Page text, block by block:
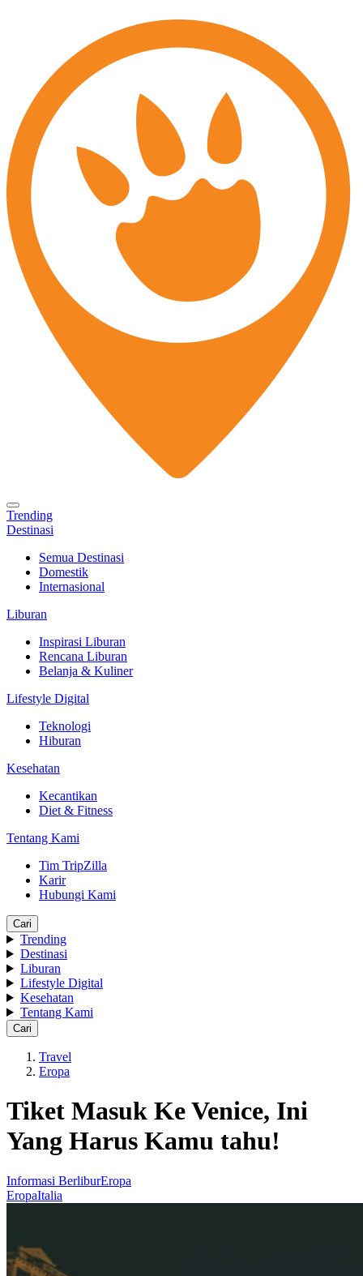
Trending
Destinasi
Semua Destinasi
Domestik
Internasional
Liburan
Inspirasi Liburan
Rencana Liburan
Belanja & Kuliner
Lifestyle Digital
Teknologi
Hiburan
Kesehatan
Kecantikan
Diet & Fitness
Tentang Kami
Tim TripZilla
Karir
Hubungi Kami
Cari
Trending
Destinasi
Liburan
Lifestyle Digital
Kesehatan
Tentang Kami
Cari
Travel
Eropa
Tiket Masuk Ke Venice, Ini
Yang Harus Kamu tahu!
Informasi BerliburEropa
EropaItalia